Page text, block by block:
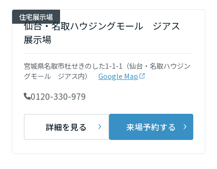
分譲マンション検索
[MISAWA RELAY]
これから住まいをご検討の方
多彩な動画やこだわりが詰まった建築実例、注目の最新情報など、住
まいづくりを楽しく学べるデジタルラウンジです。
これから土地活用・賃貸経営をご検討の方
ホームラウンジ 土地活用・賃貸経営
リフォーム営業所
実例動画や基礎知識、収納の工夫など、理想の住まいを叶えるリフォ
事業用地・事業用建物
分譲用地
すべてのフィールドに新しい価値をデザインし、持続可能な未来志向
のまちづくりを実現していきます。
ミサワゼネラルソリューション
お客様センター
ームを結ぶコミュニケーションサイト。お得・便利・安心なコンテン
ミサワオーナーズクラブ
SDGs
環境活動
採用情報
新卒者採用
住宅展示場
仙台・名取ハウジングモール ジアス
展示場
宮城県名取市杜せきのした1-1-1（仙台・名取ハウジン
グモール ジアス内）
Google Map
0120-330-979
詳細を見る 来場予約する
福島県
茨城県
栃木県
群馬県